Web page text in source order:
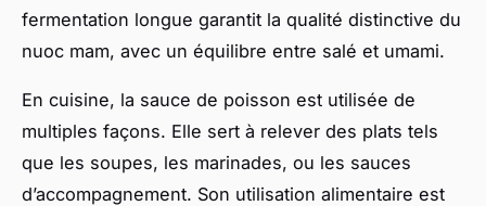
fermentation longue garantit la qualité distinctive du
nuoc mam, avec un équilibre entre salé et umami.
En cuisine, la sauce de poisson est utilisée de
multiples façons. Elle sert à relever des plats tels
que les soupes, les marinades, ou les sauces
d’accompagnement. Son utilisation alimentaire est